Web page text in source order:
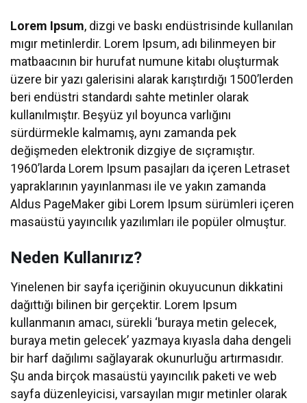
Lorem Ipsum, dizgi ve baskı endüstrisinde kullanılan
mıgır metinlerdir. Lorem Ipsum, adı bilinmeyen bir
matbaacının bir hurufat numune kitabı oluşturmak
üzere bir yazı galerisini alarak karıştırdığı 1500’lerden
beri endüstri standardı sahte metinler olarak
kullanılmıştır. Beşyüz yıl boyunca varlığını
sürdürmekle kalmamış, aynı zamanda pek
değişmeden elektronik dizgiye de sıçramıştır.
1960’larda Lorem Ipsum pasajları da içeren Letraset
yapraklarının yayınlanması ile ve yakın zamanda
Aldus PageMaker gibi Lorem Ipsum sürümleri içeren
masaüstü yayıncılık yazılımları ile popüler olmuştur.
Neden Kullanırız?
Yinelenen bir sayfa içeriğinin okuyucunun dikkatini
dağıttığı bilinen bir gerçektir. Lorem Ipsum
kullanmanın amacı, sürekli ‘buraya metin gelecek,
buraya metin gelecek’ yazmaya kıyasla daha dengeli
bir harf dağılımı sağlayarak okunurluğu artırmasıdır.
Şu anda birçok masaüstü yayıncılık paketi ve web
sayfa düzenleyicisi, varsayılan mıgır metinler olarak